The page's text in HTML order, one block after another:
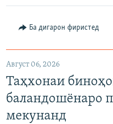
Ба дигарон фиристед
Август 06, 2026
Таҳхонаи
баландошёнаро
мекунанд